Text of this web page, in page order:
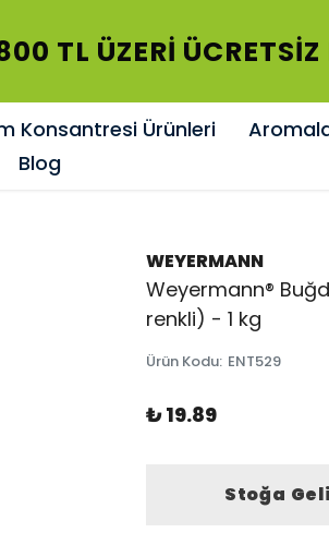
TL ÜZERİ
Konsantresi Ürünleri
Blog
WEYERMANN
Weyermann®
renkli) - 1 kg
Ürün Kodu: ENT529
₺ 19.89
Stoğa